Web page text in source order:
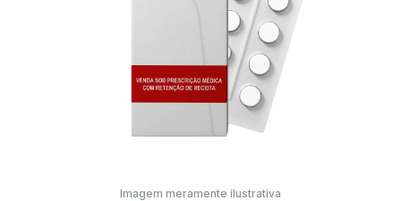
Imagem meramente ilustrativa